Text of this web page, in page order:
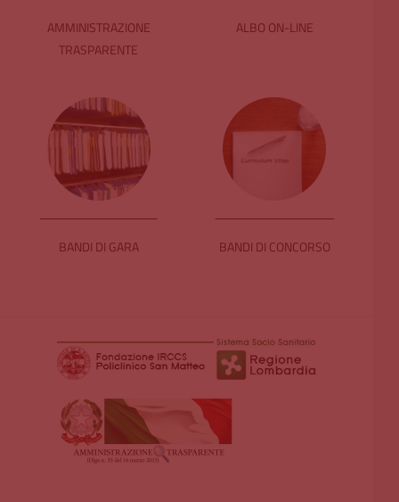
AMMINISTRAZIONE
TRASPARENTE
ALBO ON-LINE
BANDI DI GARA BANDI DI CONCORSO